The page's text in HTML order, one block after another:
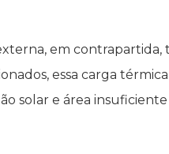
em contrapartida,
essa carga
solar e área